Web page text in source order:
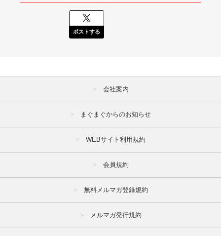
ポストする
会社案内
まぐまぐからのお知らせ
WEBサイト利用規約
会員規約
無料メルマガ登録規約
メルマガ発行規約